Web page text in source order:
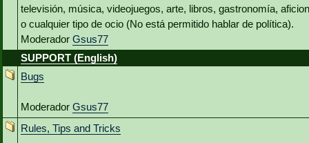
televisión, música, videojuegos, arte, libros, gastronomía,
o cualquier tipo de ocio (No está permitido hablar de política).
Moderador Gsus77
SUPPORT (English)
Bugs
Moderador Gsus77
Rules, Tips and Tricks